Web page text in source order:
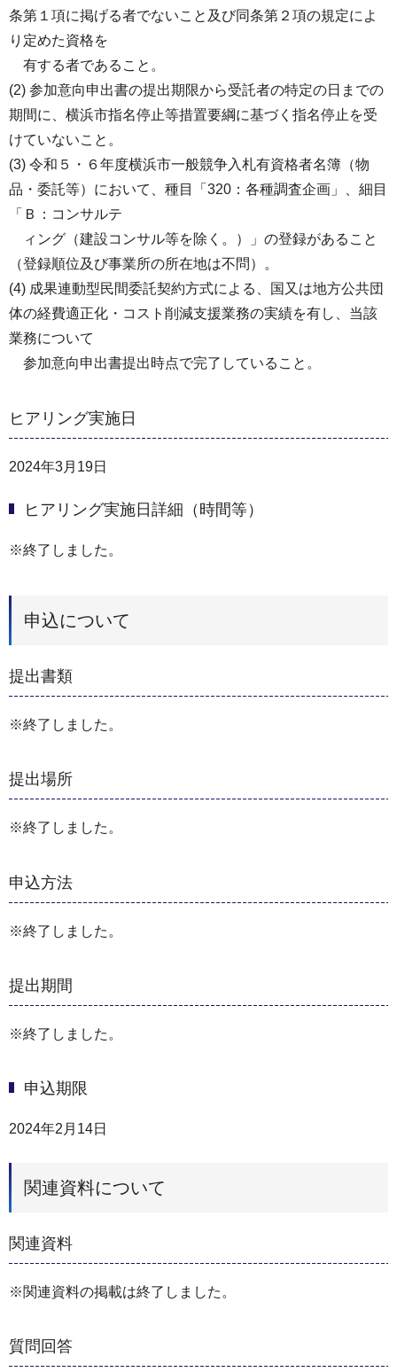
条第１項に掲げる者でないこと及び同条第２項の規定によ
り定めた資格を
有する者であること。
(2) 参加意向申出書の提出期限から受託者の特定の日までの
期間に、横浜市指名停止等措置要綱に基づく指名停止を受
けていないこと。
(3) 令和５・６年度横浜市一般競争入札有資格者名簿（物
品・委託等）において、種目「320：各種調査企画」、細目
「Ｂ：コンサルテ
ィング（建設コンサル等を除く。）」の登録があること
（登録順位及び事業所の所在地は不問）。
(4) 成果連動型民間委託契約方式による、国又は地方公共団
体の経費適正化・コスト削減支援業務の実績を有し、当該
業務について
参加意向申出書提出時点で完了していること。
ヒアリング実施日
2024年3月19日
ヒアリング実施日詳細（時間等）
※終了しました。
申込について
提出書類
※終了しました。
提出場所
※終了しました。
申込方法
※終了しました。
提出期間
※終了しました。
申込期限
2024年2月14日
関連資料について
関連資料
※関連資料の掲載は終了しました。
質問回答